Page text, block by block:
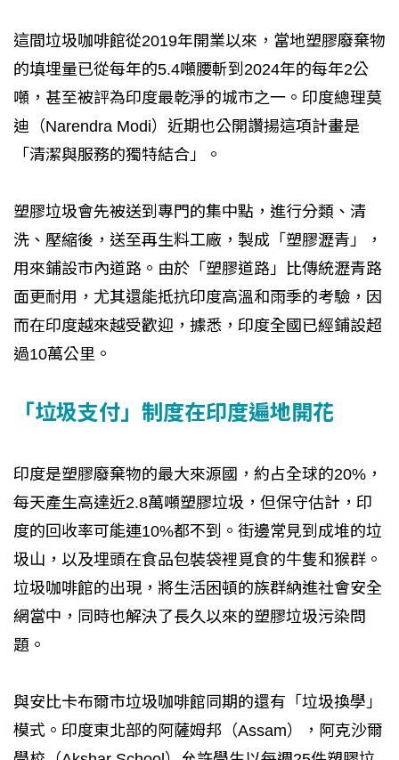
這間垃圾咖啡館從2019年開業以來，當地塑膠廢棄物
的填埋量已從每年的5.4噸腰斬到2024年的每年2公
噸，甚至被評為印度最乾淨的城市之一。印度總理莫
迪（Narendra Modi）近期也公開讚揚這項計畫是
「清潔與服務的獨特結合」。
塑膠垃圾會先被送到專門的集中點，進行分類、清
洗、壓縮後，送至再生料工廠，製成「塑膠瀝青」，
用來鋪設市內道路。由於「塑膠道路」比傳統瀝青路
面更耐用，尤其還能抵抗印度高溫和雨季的考驗，因
而在印度越來越受歡迎，據悉，印度全國已經鋪設超
過10萬公里。
「垃圾支付」制度在印度遍地開花
印度是塑膠廢棄物的最大來源國，約占全球的20%，
每天產生高達近2.8萬噸塑膠垃圾，但保守估計，印
度的回收率可能連10%都不到。街邊常見到成堆的垃
圾山，以及埋頭在食品包裝袋裡覓食的牛隻和猴群。
垃圾咖啡館的出現，將生活困頓的族群納進社會安全
網當中，同時也解決了長久以來的塑膠垃圾污染問
題。
與安比卡布爾市垃圾咖啡館同期的還有「垃圾換學」
模式。印度東北部的阿薩姆邦（Assam），阿克沙爾